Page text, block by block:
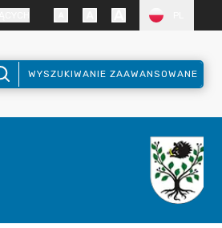
WYSZUKIWANIE ZAAWANSOWANE